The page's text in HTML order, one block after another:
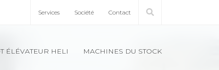
Ser­vices Société Contact
ÉLÉ­VA­TEUR HELI MACHINES DU STOCK